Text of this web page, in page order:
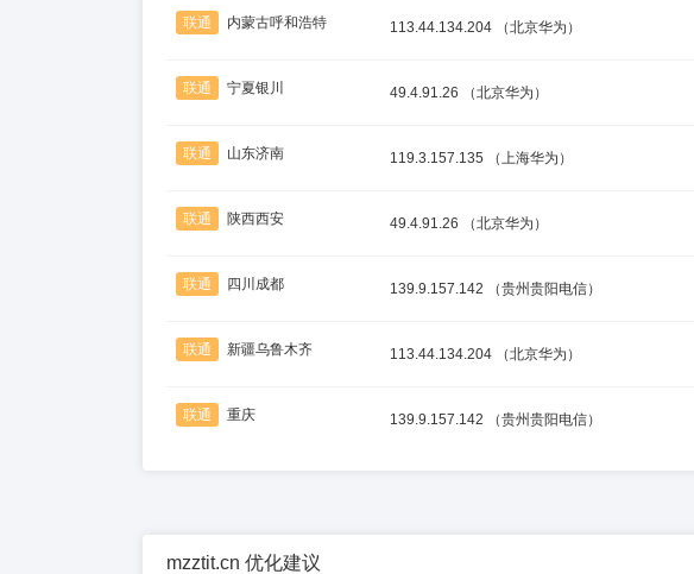
联通 内蒙古呼和浩特 113.44.134.204 （北京华为）
联通 宁夏银川 49.4.91.26 （北京华为）
联通 山东济南 119.3.157.135 （上海华为）
联通 陕西西安 49.4.91.26 （北京华为）
联通 四川成都 139.9.157.142 （贵州贵阳电信）
联通 新疆乌鲁木齐 113.44.134.204 （北京华为）
联通 重庆 139.9.157.142 （贵州贵阳电信）
mzztit.cn 优化建议